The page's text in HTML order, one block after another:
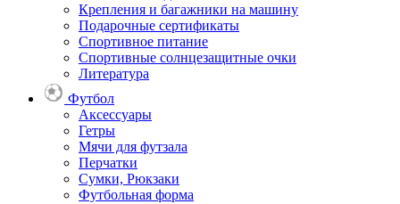
Крепления и багажники на машину
Подарочные сертификаты
Спортивное питание
Спортивные солнцезащитные очки
Литература
Футбол
Аксессуары
Гетры
Мячи для футзала
Перчатки
Сумки, Рюкзаки
Футбольная форма